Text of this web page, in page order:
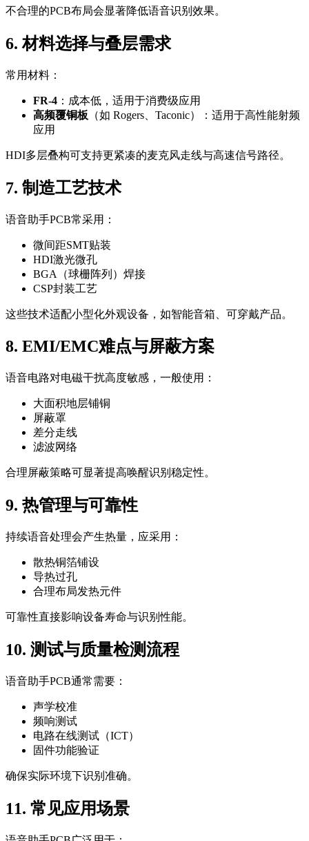
不合理的PCB布局会显著降低语音识别效果。
6. 材料选择与叠层需求
常用材料：
FR-4 ：成本低，适用于消费级应用
高频覆铜板 （如 Rogers、Taconic）：适用于高性能射频
应用
HDI多层叠构可支持更紧凑的麦克风走线与高速信号路径。
7. 制造工艺技术
语音助手PCB常采用：
微间距SMT贴装
HDI激光微孔
BGA（球栅阵列）焊接
CSP封装工艺
这些技术适配小型化外观设备，如智能音箱、可穿戴产品。
8. EMI/EMC难点与屏蔽方案
语音电路对电磁干扰高度敏感，一般使用：
大面积地层铺铜
屏蔽罩
差分走线
滤波网络
合理屏蔽策略可显著提高唤醒识别稳定性。
9. 热管理与可靠性
持续语音处理会产生热量，应采用：
散热铜箔铺设
导热过孔
合理布局发热元件
可靠性直接影响设备寿命与识别性能。
10. 测试与质量检测流程
语音助手PCB通常需要：
声学校准
频响测试
电路在线测试（ICT）
固件功能验证
确保实际环境下识别准确。
11. 常见应用场景